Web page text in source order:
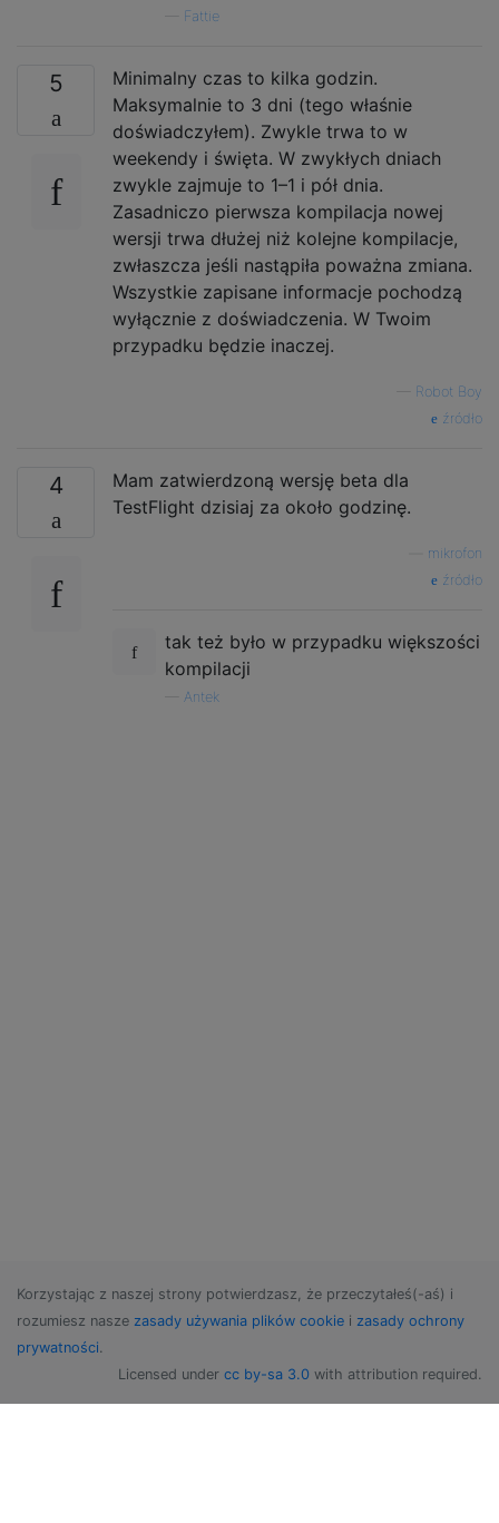
Fattie
5
Minimalny czas to kilka godzin.
Maksymalnie to 3 dni (tego właśnie
doświadczyłem). Zwykle trwa to w
weekendy i święta. W zwykłych dniach
zwykle zajmuje to 1–1 i pół dnia.
Zasadniczo pierwsza kompilacja nowej
wersji trwa dłużej niż kolejne kompilacje,
zwłaszcza jeśli nastąpiła poważna zmiana.
Wszystkie zapisane informacje pochodzą
wyłącznie z doświadczenia. W Twoim
przypadku będzie inaczej.
Robot Boy
źródło
4
Mam zatwierdzoną wersję beta dla
TestFlight dzisiaj za około godzinę.
mikrofon
źródło
tak też było w przypadku większości
kompilacji
Antek
Korzystając z naszej strony potwierdzasz, że przeczytałeś(-aś) i
rozumiesz nasze zasady używania plików cookie i zasady ochrony
prywatności.
Licensed under cc by-sa 3.0 with attribution required.